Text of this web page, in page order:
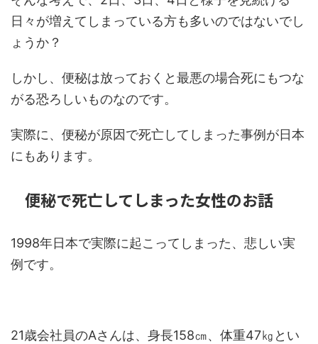
日々が増えてしまっている方も多いのではないでし
ょうか？
しかし、便秘は放っておくと最悪の場合死にもつな
がる恐ろしいものなのです。
実際に、便秘が原因で死亡してしまった事例が日本
にもあります。
便秘で死亡してしまった女性のお話
1998年日本で実際に起こってしまった、悲しい実
例です。
21歳会社員のAさんは、身長158㎝、体重47㎏とい